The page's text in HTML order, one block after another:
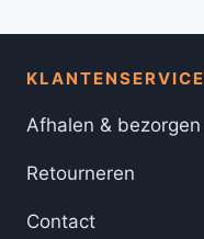
KLANTENSERVICE
Afhalen & bezorgen
Retourneren
Contact